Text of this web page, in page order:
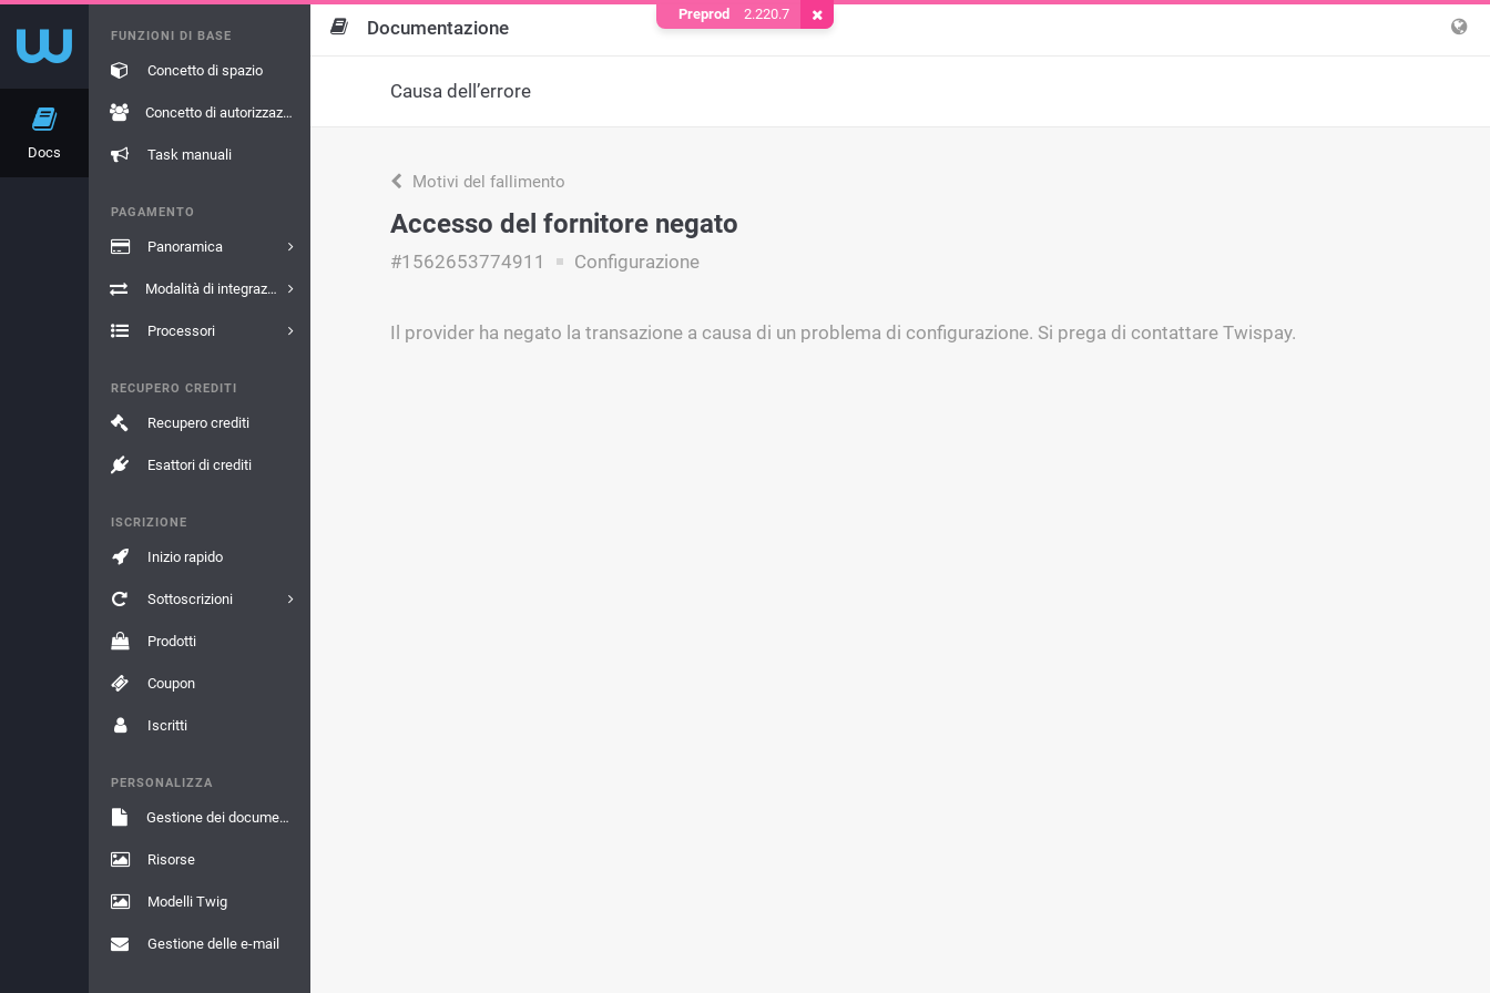
Docs
FUNZIONI DI BASE
Concetto di spazio
Concetto di autorizzazione
Task manuali
PAGAMENTO
Panoramica
Modalità di integrazione
Processori
RECUPERO CREDITI
Recupero crediti
Esattori di crediti
ISCRIZIONE
Inizio rapido
Sottoscrizioni
Prodotti
Coupon
Iscritti
PERSONALIZZA
Gestione dei documenti
Risorse
Modelli Twig
Gestione delle e-mail
Documentazione
Causa dell’errore
Motivi del fallimento
Accesso del fornitore negato
#1562653774911 Configurazione
Il provider ha negato la transazione a causa di un problema di configurazione. Si prega di contattare Twispay.
Preprod 2.220.7 Rimuovere il cookie